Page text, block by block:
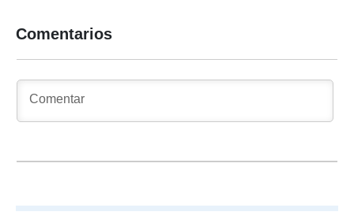
Comentarios